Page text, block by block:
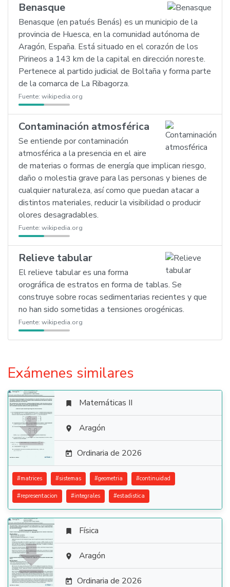
Benasque
Benasque (en patués Benás) es un municipio de la
provincia de Huesca, en la comunidad autónoma de
Aragón, España. Está situado en el corazón de los
Pirineos a 143 km de la capital en dirección noreste.
Pertenece al partido judicial de Boltaña y forma parte
de la comarca de La Ribagorza.
Fuente: wikipedia.org
Contaminación atmosférica
Se entiende por contaminación
atmosférica a la presencia en el aire
de materias o formas de energía que implican riesgo,
daño o molestia grave para las personas y bienes de
cualquier naturaleza, así como que puedan atacar a
distintos materiales, reducir la visibilidad o producir
olores desagradables.
Fuente: wikipedia.org
Relieve tabular
El relieve tabular es una forma
orográfica de estratos en forma de tablas. Se
construye sobre rocas sedimentarias recientes y que
no han sido sometidas a tensiones orogénicas.
Fuente: wikipedia.org
Exámenes similares

 Matemáticas II
 Aragón
 Ordinaria de 2026
#matrices #sistemas #geometria #continuidad
#representacion #integrales #estadistica

 Física
 Aragón
 Ordinaria de 2026